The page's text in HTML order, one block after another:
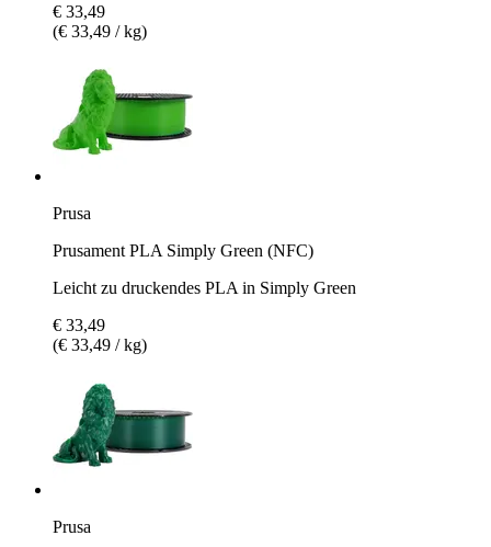
€ 33,49
(€ 33,49 / kg)
Prusa
Prusament PLA Simply Green (NFC)
Leicht zu druckendes PLA in Simply Green
€ 33,49
(€ 33,49 / kg)
Prusa